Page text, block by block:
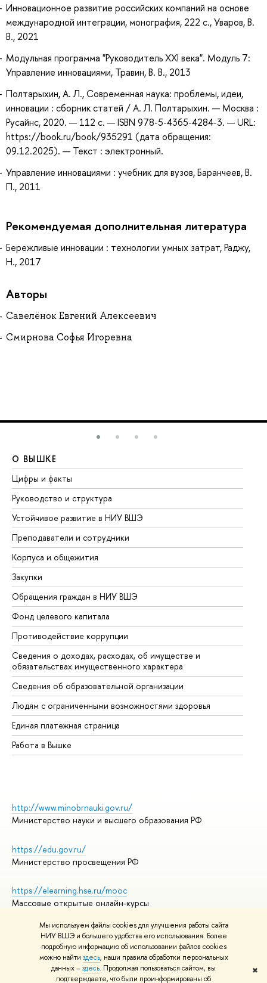
Мы используем файлы cookies для улучшения работы сайта
НИУ ВШЭ и большего удобства его использования. Более
подробную информацию об использовании файлов cookies
можно найти здесь, наши правила обработки персональных
данных –здесь. Продолжая пользоваться сайтом, вы
подтверждаете, что были проинформированы об
✖
Инновационное развитие российских компаний на основе
международной интеграции, монография, 222 с., Уваров, В.
В., 2021
Модульная программа "Руководитель XXI века". Модуль 7:
Управление инновациями, Травин, В. В., 2013
Полтарыхин, А. Л., Современная наука: проблемы, идеи,
инновации : сборник статей / А. Л. Полтарыхин. — Москва :
Русайнс, 2020. — 112 с. — ISBN 978-5-4365-4284-3. — URL:
https://book.ru/book/935291 (дата обращения:
09.12.2025). — Текст : электронный.
Управление инновациями : учебник для вузов, Баранчеев, В.
П., 2011
Рекомендуемая дополнительная литература
Бережливые инновации : технологии умных затрат, Раджу,
Н., 2017
Авторы
Савелёнок Евгений Алексеевич
Смирнова Софья Игоревна
О ВЫШКЕ
Цифры и факты
Руководство и структура
Устойчивое развитие в НИУ ВШЭ
Преподаватели и сотрудники
Корпуса и общежития
Закупки
Обращения граждан в НИУ ВШЭ
Фонд целевого капитала
Противодействие коррупции
Сведения о доходах, расходах, об имуществе и
обязательствах имущественного характера
Сведения об образовательной организации
Людям с ограниченными возможностями здоровья
Единая платежная страница
Работа в Вышке
http://www.minobrnauki.gov.ru/
Министерство науки и высшего образования РФ
https://edu.gov.ru/
Министерство просвещения РФ
https://elearning.hse.ru/mooc
Массовые открытые онлайн-курсы
© НИУ ВШЭ 1993–2026
Адреса и контакты
Условия использования материалов
Политика конфиденциальности